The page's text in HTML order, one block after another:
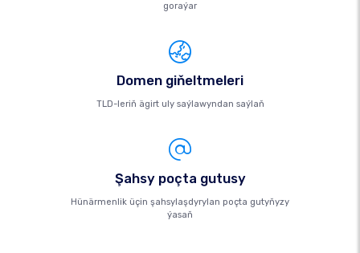
goraýar
Domen giňeltmeleri
TLD-leriň ägirt uly saýlawyndan saýlaň
Şahsy poçta gutusy
Hünärmenlik üçin şahsylaşdyrylan poçta gutyňyzy
ýasaň